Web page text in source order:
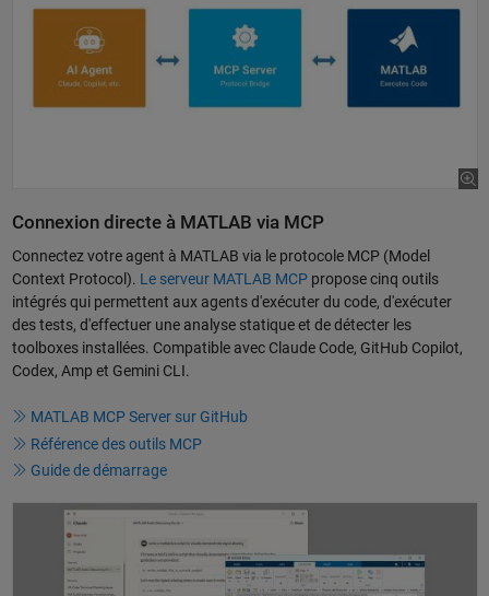
Connexion directe à MATLAB via MCP
Connectez votre agent à MATLAB via le protocole MCP (Model
Context Protocol). Le serveur MATLAB MCP propose cinq outils
intégrés qui permettent aux agents d'exécuter du code, d'exécuter
des tests, d'effectuer une analyse statique et de détecter les
toolboxes installées. Compatible avec Claude Code, GitHub Copilot,
Codex, Amp et Gemini CLI.
MATLAB MCP Server sur GitHub
Référence des outils MCP
Guide de démarrage